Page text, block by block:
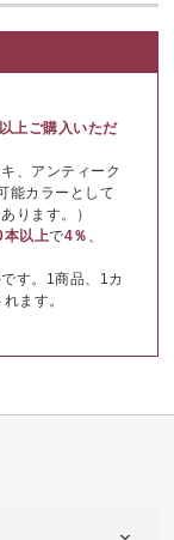
上ご購入いただ
、アンティーク
能カラーとして
ります。）
本以上で4％ 、
す。1商品、1カ
ます。